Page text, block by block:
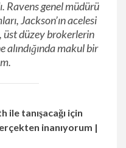
Ravens genel müdürü
Jackson’ın acelesi
üst düzey brokerlerin
alındığında makul bir
tanışacağı için
inanıyorum |